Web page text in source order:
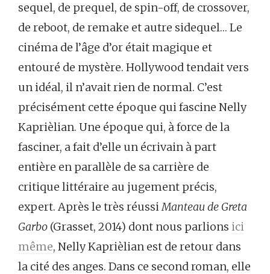
sequel, de prequel, de spin-off, de crossover,
de reboot, de remake et autre sidequel… Le
cinéma de l’âge d’or était magique et
entouré de mystère. Hollywood tendait vers
un idéal, il n’avait rien de normal. C’est
précisément cette époque qui fascine Nelly
Kaprièlian. Une époque qui, à force de la
fasciner, a fait d’elle un écrivain à part
entière en parallèle de sa carrière de
critique littéraire au jugement précis,
expert. Après le très réussiManteau de Greta
Garbo (Grasset, 2014) dont nous parlions ici
même, Nelly Kaprièlian est de retour dans
la cité des anges. Dans ce second roman, elle